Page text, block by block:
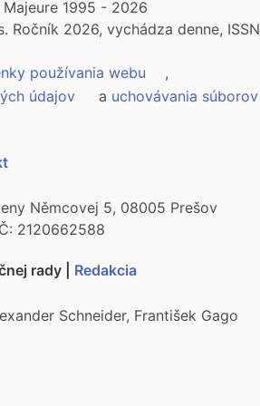
1995 - 2026
Ročník 2026, vychádza denne, ISSN
používania webu
,
údajov
a uchovávania súborov
Němcovej 5, 08005 Prešov
2120662588
rady | Redakcia
Schneider, František Gago